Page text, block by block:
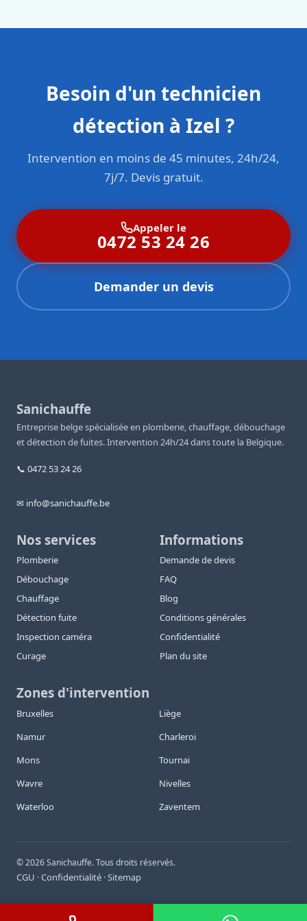
Besoin d'un technicien
détection à Izel ?
Intervention en moins de 45 minutes, 24h/24,
7j/7. Devis gratuit.
Appeler le
0472 53 24 26
Demander un devis
Sanichauffe
Entreprise belge spécialisée en plomberie, chauffage, débouchage
et détection de fuites. Intervention 24h/24 dans toute la Belgique.
📞 0472 53 24 26
✉ info@sanichauffe.be
Nos services
Plomberie
Débouchage
Chauffage
Détection fuite
Inspection caméra
Curage
Informations
Demande de devis
FAQ
Blog
Conditions générales
Confidentialité
Plan du site
Zones d'intervention
Bruxelles
Liège
Namur
Charleroi
Mons
Tournai
Wavre
Nivelles
Waterloo
Zaventem
©2026Sanichauffe. Tous droits réservés.
CGU ·Confidentialité ·Sitemap